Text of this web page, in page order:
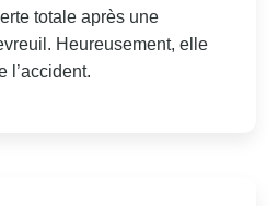
totale après une
Heureusement, elle
l’accident.